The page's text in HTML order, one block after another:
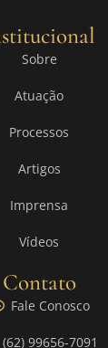
Sobre
Atuação
Processos
Artigos
Imprensa
Vídeos
Contato
Fale Conosco
(62) 99656-7091